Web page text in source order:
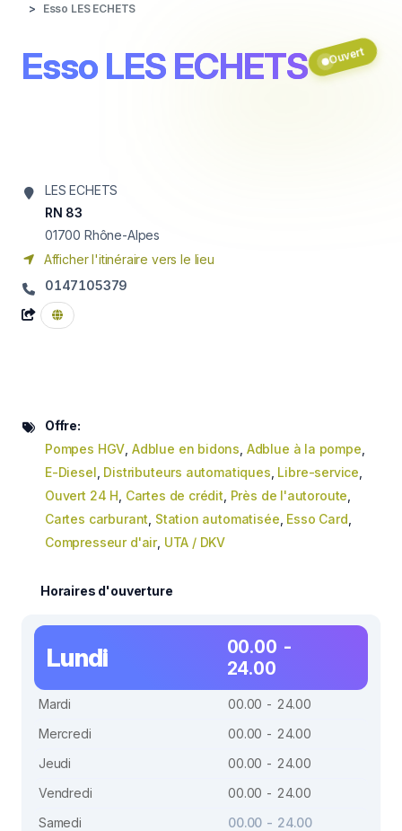
Esso LES ECHETS
Esso LES ECHETS Ouvert
LES ECHETS
RN 83
01700 Rhône-Alpes
Afficher l'itinéraire vers le lieu
0147105379
Offre:
Pompes HGV Adblue en bidons Adblue à la pompe
E-Diesel Distributeurs automatiques Libre-service
Ouvert 24 H Cartes de crédit Près de l'autoroute
Cartes carburant Station automatisée Esso Card
Compresseur d'air, UTA / DKV
Horaires d'ouverture
Lundi
00.00 -
24.00
Mardi
00.00 - 24.00
Mercredi
00.00 - 24.00
Jeudi
00.00 - 24.00
Vendredi
00.00 - 24.00
Samedi
00.00 - 24.00